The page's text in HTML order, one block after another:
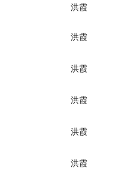
洪霞
洪霞
洪霞
洪霞
洪霞
洪霞